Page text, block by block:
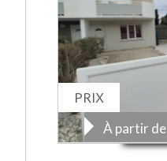
PRIX
À partir de